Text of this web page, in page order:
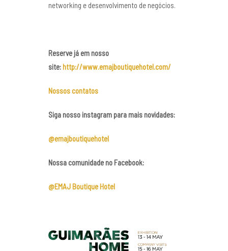
networking e desenvolvimento de negócios.
Reserve já em nosso
site:http://www.emajboutiquehotel.com/
Nossos contatos
Siga nosso instagram para mais novidades:
@emajboutiquehotel
Nossa comunidade no Facebook:
@EMAJ Boutique Hotel